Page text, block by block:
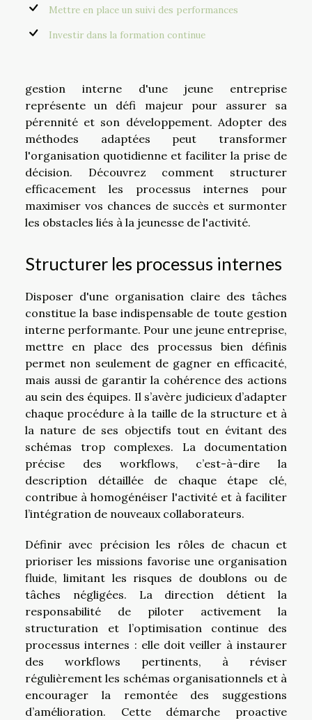
Mettre en place un suivi des performances
Investir dans la formation continue
gestion interne d'une jeune entreprise
représente un défi majeur pour assurer sa
pérennité et son développement. Adopter des
méthodes adaptées peut transformer
l'organisation quotidienne et faciliter la prise de
décision. Découvrez comment structurer
efficacement les processus internes pour
maximiser vos chances de succès et surmonter
les obstacles liés à la jeunesse de l'activité.
Structurer les processus internes
Disposer d'une organisation claire des tâches
constitue la base indispensable de toute gestion
interne performante. Pour une jeune entreprise,
mettre en place des processus bien définis
permet non seulement de gagner en efficacité,
mais aussi de garantir la cohérence des actions
au sein des équipes. Il s’avère judicieux d’adapter
chaque procédure à la taille de la structure et à
la nature de ses objectifs tout en évitant des
schémas trop complexes. La documentation
précise des workflows, c’est-à-dire la
description détaillée de chaque étape clé,
contribue à homogénéiser l'activité et à faciliter
l’intégration de nouveaux collaborateurs.
Définir avec précision les rôles de chacun et
prioriser les missions favorise une organisation
fluide, limitant les risques de doublons ou de
tâches négligées. La direction détient la
responsabilité de piloter activement la
structuration et l’optimisation continue des
processus internes : elle doit veiller à instaurer
des workflows pertinents, à réviser
régulièrement les schémas organisationnels et à
encourager la remontée des suggestions
d’amélioration. Cette démarche proactive